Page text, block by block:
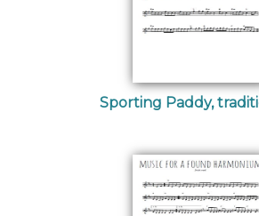
Sporting Paddy,